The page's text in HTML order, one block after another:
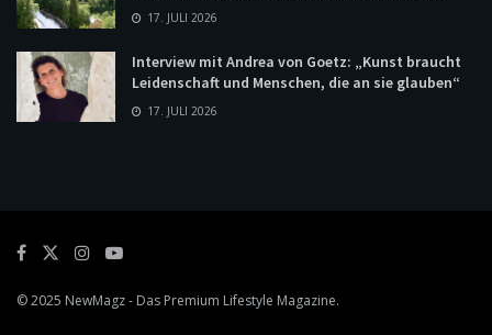
17. JULI 2026
Interview mit Andrea von Goetz: „Kunst braucht
Leidenschaft und Menschen, die an sie glauben“
17. JULI 2026
© 2025 NewMagz- Das Premium Lifestyle Magazine.